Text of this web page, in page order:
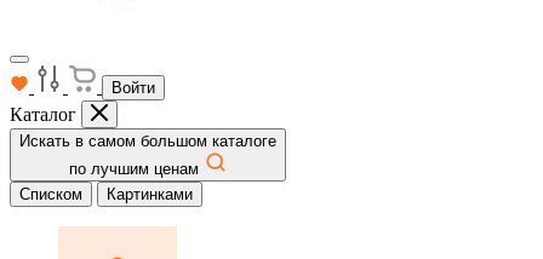
Войти
Каталог
Искать в самом большом каталоге
по лучшим ценам
Списком
Картинками